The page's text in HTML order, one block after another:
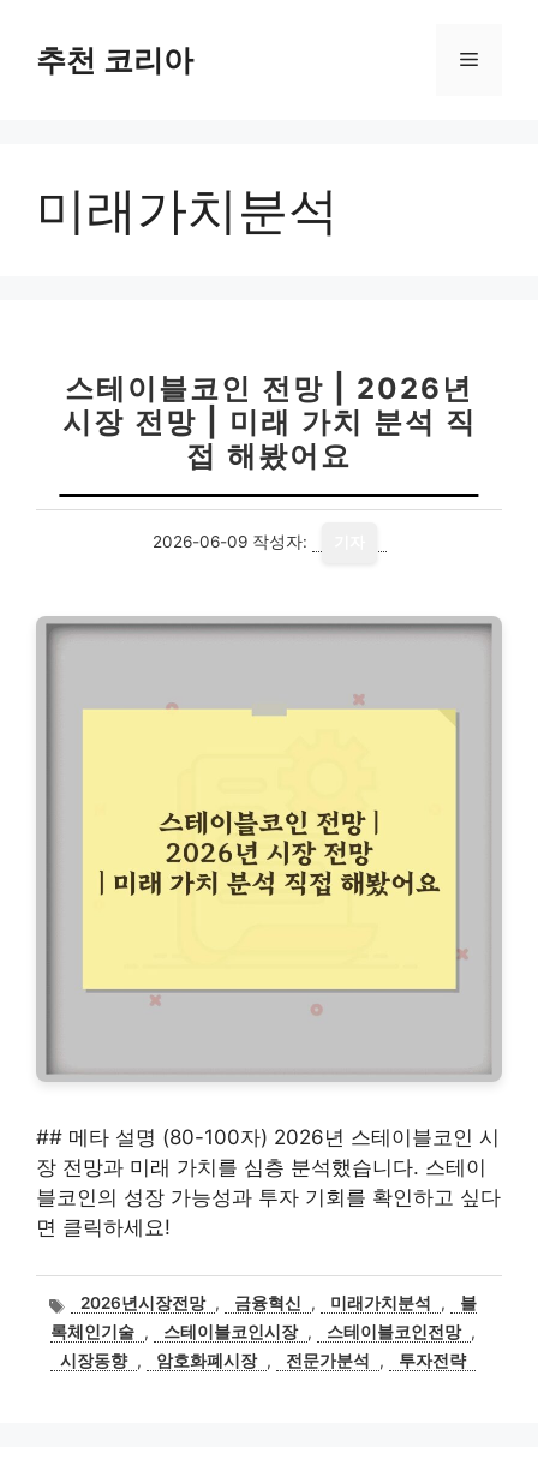
추천 코리아 메
미래가치분석
스테이블코인 전망 | 2026년
시장 전망 | 미래 가치 분석 직
접 해봤어요
2026-06-09 작성자:
## 메타 설명 (80-100자) 2026년 스테이블코인 시
장 전망과 미래 가치를 심층 분석했습니다. 스테이
블코인의 성장 가능성과 투자 기회를 확인하고 싶다
면 클릭하세요!
태
그
2026년시장전망 , 금융혁신 , 미래가치분석 ,
블
록체인기술 , 스테이블코인시장 , 스테이블코인전망 ,
시장동향 , 암호화폐시장 , 전문가분석 , 투자전략